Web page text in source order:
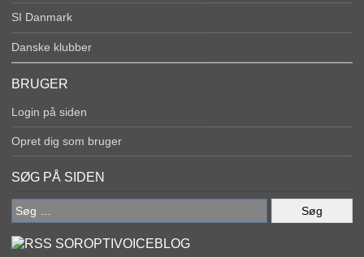
SI Danmark
Danske klubber
BRUGER
Login på siden
Opret dig som bruger
SØG PÅ SIDEN
Søg
efter:
SOROPTIVOICEBLOG